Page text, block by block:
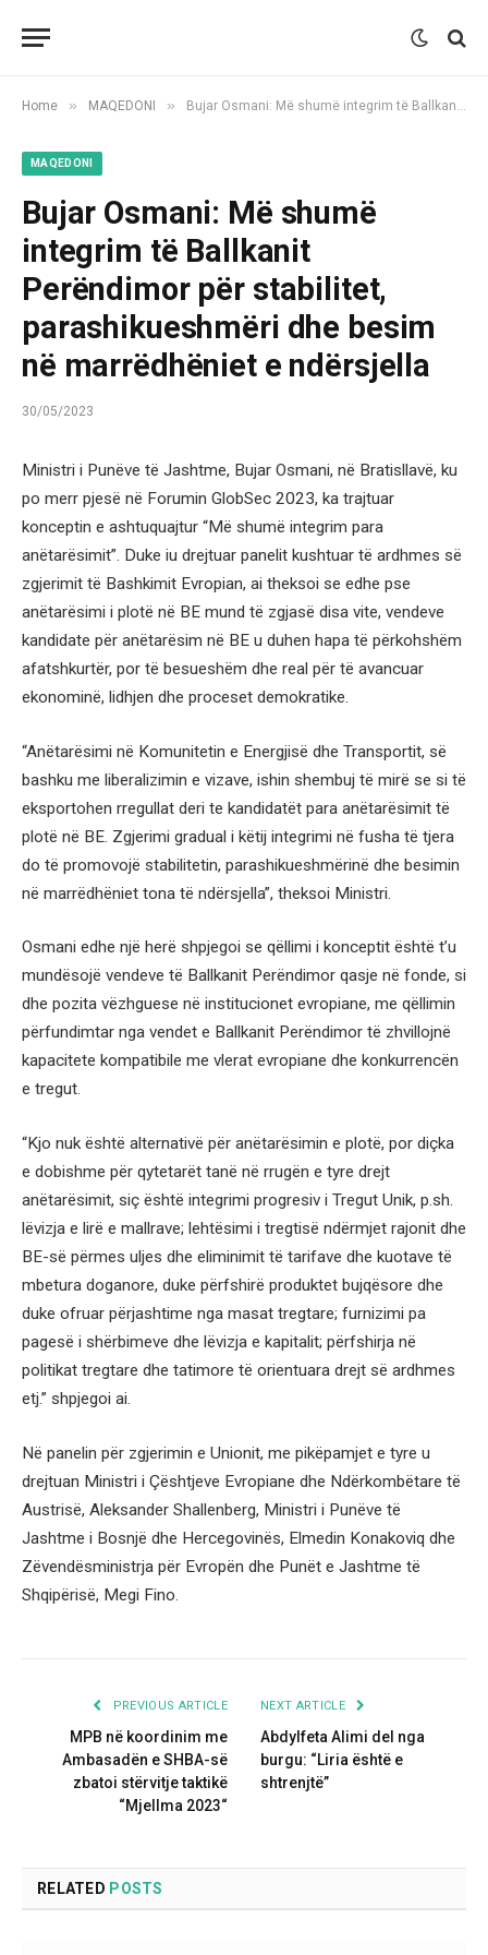
Home » MAQEDONI » Bujar Osmani: Më shumë integrim të Ballkanit Perëndimor për stabilitet, parashikueshmëri dhe besim në marrëdhëniet e ndërsjella
MAQEDONI
Bujar Osmani: Më shumë
integrim të Ballkanit
Perëndimor për stabilitet,
parashikueshmëri dhe besim
në marrëdhëniet e ndërsjella
30/05/2023
Ministri i Punëve të Jashtme, Bujar Osmani, në Bratisllavë, ku
po merr pjesë në Forumin GlobSec 2023, ka trajtuar
konceptin e ashtuquajtur “Më shumë integrim para
anëtarësimit”. Duke iu drejtuar panelit kushtuar të ardhmes së
zgjerimit të Bashkimit Evropian, ai theksoi se edhe pse
anëtarësimi i plotë në BE mund të zgjasë disa vite, vendeve
kandidate për anëtarësim në BE u duhen hapa të përkohshëm
afatshkurtër, por të besueshëm dhe real për të avancuar
ekonominë, lidhjen dhe proceset demokratike.
“Anëtarësimi në Komunitetin e Energjisë dhe Transportit, së
bashku me liberalizimin e vizave, ishin shembuj të mirë se si të
eksportohen rregullat deri te kandidatët para anëtarësimit të
plotë në BE. Zgjerimi gradual i këtij integrimi në fusha të tjera
do të promovojë stabilitetin, parashikueshmërinë dhe besimin
në marrëdhëniet tona të ndërsjella”, theksoi Ministri.
Osmani edhe një herë shpjegoi se qëllimi i konceptit është t’u
mundësojë vendeve të Ballkanit Perëndimor qasje në fonde, si
dhe pozita vëzhguese në institucionet evropiane, me qëllimin
përfundimtar nga vendet e Ballkanit Perëndimor të zhvillojnë
kapacitete kompatibile me vlerat evropiane dhe konkurrencën
e tregut.
“Kjo nuk është alternativë për anëtarësimin e plotë, por diçka
e dobishme për qytetarët tanë në rrugën e tyre drejt
anëtarësimit, siç është integrimi progresiv i Tregut Unik, p.sh.
lëvizja e lirë e mallrave; lehtësimi i tregtisë ndërmjet rajonit dhe
BE-së përmes uljes dhe eliminimit të tarifave dhe kuotave të
mbetura doganore, duke përfshirë produktet bujqësore dhe
duke ofruar përjashtime nga masat tregtare; furnizimi pa
pagesë i shërbimeve dhe lëvizja e kapitalit; përfshirja në
politikat tregtare dhe tatimore të orientuara drejt së ardhmes
etj.” shpjegoi ai.
Në panelin për zgjerimin e Unionit, me pikëpamjet e tyre u
drejtuan Ministri i Çështjeve Evropiane dhe Ndërkombëtare të
Austrisë, Aleksander Shallenberg, Ministri i Punëve të
Jashtme i Bosnjë dhe Hercegovinës, Elmedin Konakoviq dhe
Zëvendësministrja për Evropën dhe Punët e Jashtme të
Shqipërisë, Megi Fino.
PREVIOUS ARTICLE
MPB në koordinim me
Ambasadën e SHBA-së
zbatoi stërvitje taktikë
“Mjellma 2023“
NEXT ARTICLE
Abdylfeta Alimi del nga
burgu: “Liria është e
shtrenjtë”
RELATED POSTS